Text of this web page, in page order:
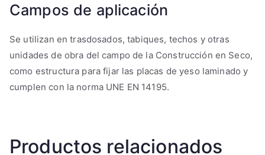
Campos de aplicación
Se utilizan en trasdosados, tabiques, techos y otras
unidades de obra del campo de la Construcción en Seco,
como estructura para fijar las placas de yeso laminado y
cumplen con la norma UNE EN 14195.
Productos relacionados